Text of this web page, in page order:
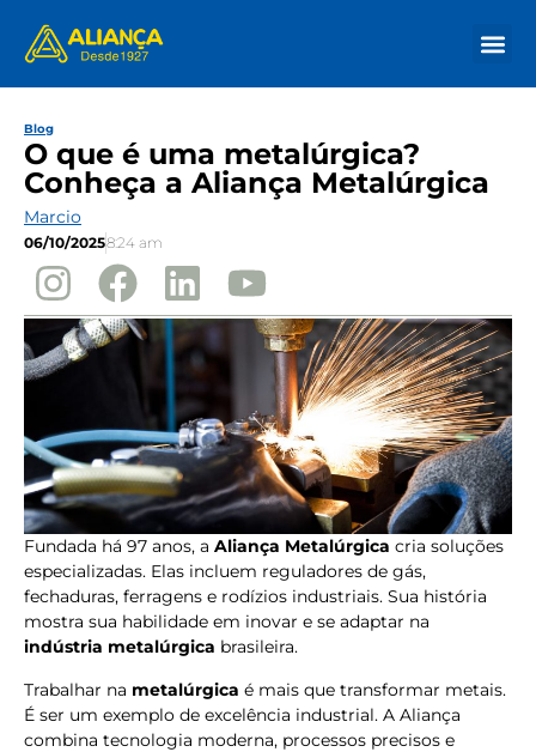
Blog
O que é uma metalúrgica?
Conheça a Aliança Metalúrgica
Marcio
06/10/20258:24 am
Fundada há 97 anos, a Aliança Metalúrgica cria soluções
especializadas. Elas incluem reguladores de gás,
fechaduras, ferragens e rodízios industriais. Sua história
mostra sua habilidade em inovar e se adaptar na
indústria metalúrgica brasileira.
Trabalhar na metalúrgica é mais que transformar metais.
É ser um exemplo de excelência industrial. A Aliança
combina tecnologia moderna, processos precisos e